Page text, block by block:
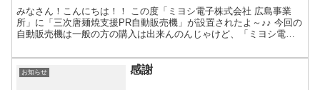
みなさん！こんにちは！！ この度「ミヨシ電子株式会社 広島事業
所」に「三次唐麺焼支援PR自動販売機」が設置されたよ～♪♪ 今回の
自動販売機は一般の方の購入は出来んのんじゃけど、「ミヨシ電
お知らせ 感謝